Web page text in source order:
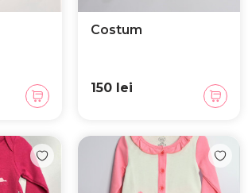
Costum
150 lei